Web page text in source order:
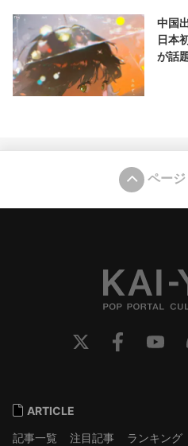
中国
日本
が話
ペー
ARTICLE
記事一覧
注目記事 ランキング